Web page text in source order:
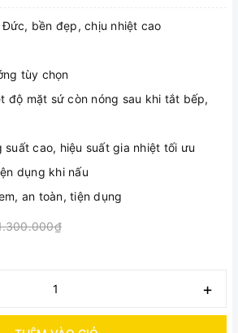
Đức, bền đẹp, chịu nhiệt cao
tùy chọn
độ mặt sứ còn nóng sau khi tắt bếp,
suất cao, hiệu suất gia nhiệt tối ưu
dụng khi nấu
an toàn, tiện dụng
+